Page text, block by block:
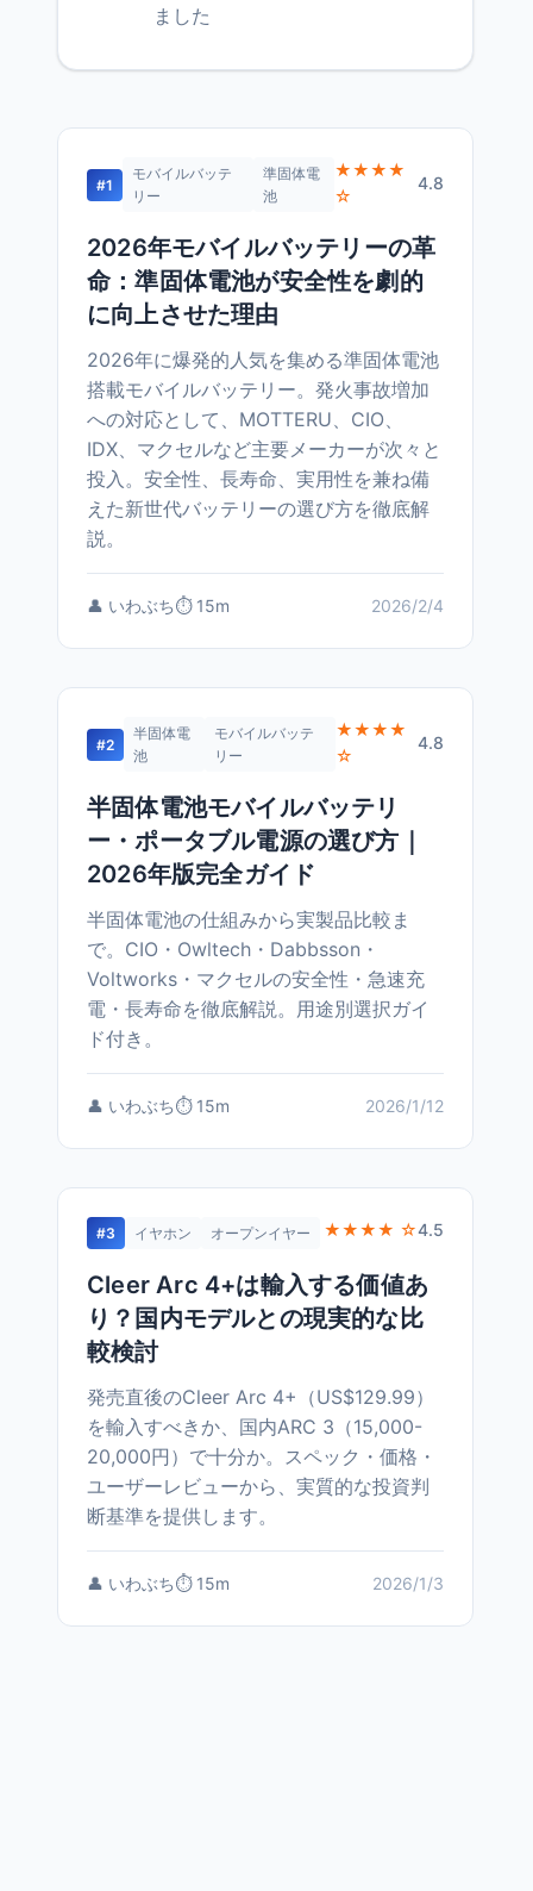
ました
#1
モバイルバッテ
リー
準固体電
池
★★★★
☆
4.8
2026年モバイルバッテリーの革
命：準固体電池が安全性を劇的
に向上させた理由
2026年に爆発的人気を集める準固体電池
搭載モバイルバッテリー。発火事故増加
への対応として、MOTTERU、CIO、
IDX、マクセルなど主要メーカーが次々と
投入。安全性、長寿命、実用性を兼ね備
えた新世代バッテリーの選び方を徹底解
説。
👤 いわぶち⏱️ 15m 2026/2/4
#2
半固体電
池
モバイルバッテ
リー
★★★★
☆
4.8
半固体電池モバイルバッテリ
ー・ポータブル電源の選び方｜
2026年版完全ガイド
半固体電池の仕組みから実製品比較ま
で。CIO・Owltech・Dabbsson・
Voltworks・マクセルの安全性・急速充
電・長寿命を徹底解説。用途別選択ガイ
ド付き。
👤 いわぶち⏱️ 15m 2026/1/12
#3 イヤホン オープンイヤー ★★★★ ☆4.5
Cleer Arc 4+は輸入する価値あ
り？国内モデルとの現実的な比
較検討
発売直後のCleer Arc 4+（US$129.99）
を輸入すべきか、国内ARC 3（15,000-
20,000円）で十分か。スペック・価格・
ユーザーレビューから、実質的な投資判
断基準を提供します。
👤 いわぶち⏱️ 15m 2026/1/3